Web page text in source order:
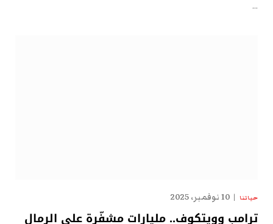
…
حياتنا 10 نوفمبر، 2025
ترامب وويتكوف.. مليارات مشفّرة على الرمال